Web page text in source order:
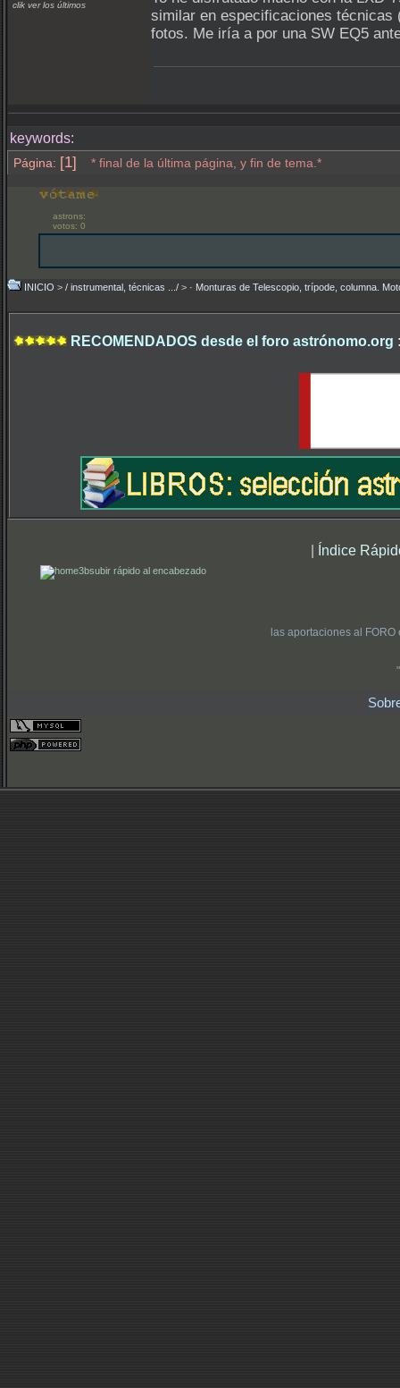
clik ver los últimos
similar en especificaciones técnicas
fotos. Me iría a por una SW EQ5
keywords:
Página: [1] * final de la última página, y fin de tema.*
astrons:
votos: 0
INICIO > / instrumental, técnicas .../ > · Monturas de Telescopio, trípode, columna.
RECOMENDADOS desde el foro astrónomo.org
| Índice
subir rápido al encabezado
las aportaciones al